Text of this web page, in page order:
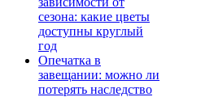
сезона: какие цветы
доступны круглый
год
Опечатка в
завещании: можно ли
потерять наследство